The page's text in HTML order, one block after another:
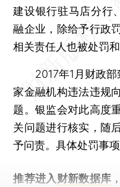
建设银行驻马店分行
融企业，除给予行政
相关责任人也被处罚和
2017年1月财政部
家金融机构违法违规
题。银监会对此高度
关问题进行核实，随
予问责。具体处罚事
推荐进入 财新数据库